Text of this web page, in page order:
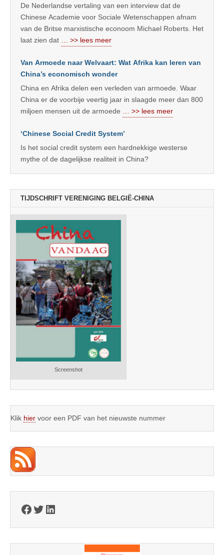
De Nederlandse vertaling van een interview dat de
Chinese Academie voor Sociale Wetenschappen afnam
van de Britse marxistische econoom Michael Roberts. Het
laat zien dat … >> lees meer
Van Armoede naar Welvaart: Wat Afrika kan leren van
China’s economisch wonder
China en Afrika delen een verleden van armoede. Waar
China er de voorbije veertig jaar in slaagde meer dan 800
miljoen mensen uit de armoede … >> lees meer
‘Chinese Social Credit System’
Is het social credit system een hardnekkige westerse
mythe of de dagelijkse realiteit in China?
TIJDSCHRIFT VERENIGING BELGIË-CHINA
Screenshot
Klik hier voor een PDF van het nieuwste nummer
Facebook
Twitter
LinkedIn